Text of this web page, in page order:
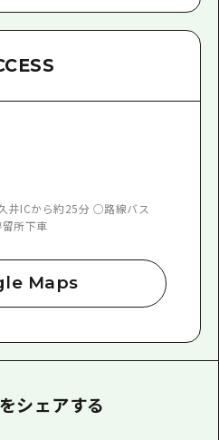
ICから約25分 ○路線バス
留所下車
Maps
シェアする